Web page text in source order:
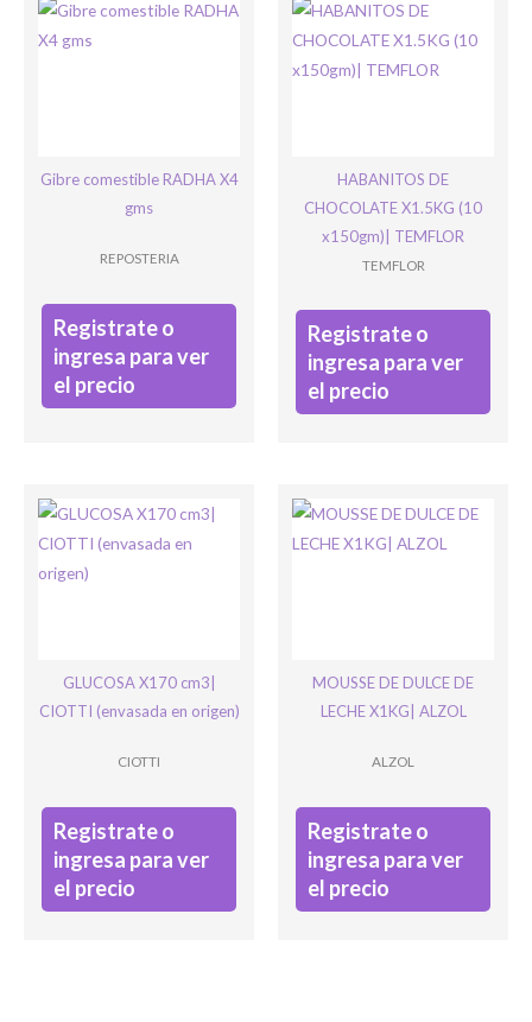
Gibre comestible RADHA X4
gms
REPOSTERIA
Registrate o
ingresa para ver
el precio
HABANITOS DE
CHOCOLATE X1.5KG (10
x150gm)| TEMFLOR
TEMFLOR
Registrate o
ingresa para ver
el precio
GLUCOSA X170 cm3|
CIOTTI (envasada en origen)
CIOTTI
Registrate o
ingresa para ver
el precio
MOUSSE DE DULCE DE
LECHE X1KG| ALZOL
ALZOL
Registrate o
ingresa para ver
el precio
Bienvenido/a